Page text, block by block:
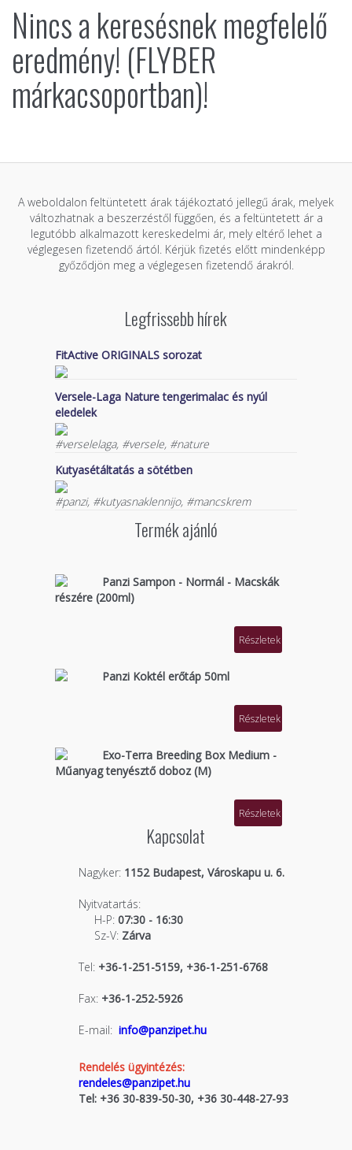
Nincs a keresésnek megfelelő
eredmény! (FLYBER
márkacsoportban)!
A weboldalon feltüntetett árak tájékoztató jellegű árak, melyek
változhatnak a beszerzéstől függően, és a feltüntetett ár a
legutóbb alkalmazott kereskedelmi ár, mely eltérő lehet a
véglegesen fizetendő ártól. Kérjük fizetés előtt mindenképp
győződjön meg a véglegesen fizetendő árakról.
Legfrissebb hírek
FitActive ORIGINALS sorozat
Versele-Laga Nature tengerimalac és nyúl
eledelek
#verselelaga, #versele, #nature
Kutyasétáltatás a sötétben
#panzi, #kutyasnaklennijo, #mancskrem
Termék ajánló
Panzi Sampon - Normál - Macskák
részére (200ml)
Részletek
Panzi Koktél erőtáp 50ml
Részletek
Exo-Terra Breeding Box Medium -
Műanyag tenyésztő doboz (M)
Részletek
Kapcsolat
Nagyker:1152 Budapest, Városkapu u. 6.
Nyitvatartás:
H-P:07:30 - 16:30
Sz-V:Zárva
Tel:+36-1-251-5159, +36-1-251-6768
Fax:+36-1-252-5926
E-mail: info@panzipet.hu
Rendelés ügyintézés:
rendeles@panzipet.hu
Tel: +36 30-839-50-30, +36 30-448-27-93